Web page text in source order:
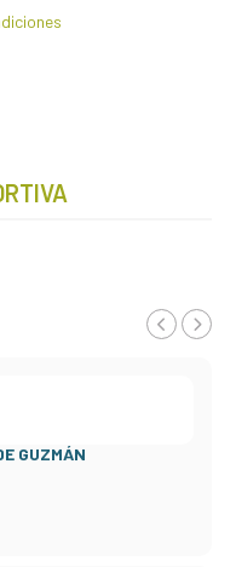
GUZMÁN